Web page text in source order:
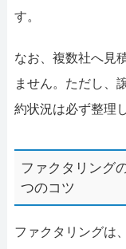
す。
なお、複数社へ見
ません。ただし、
約状況は必ず整理
ファクタリング
つのコツ
ファクタリングは